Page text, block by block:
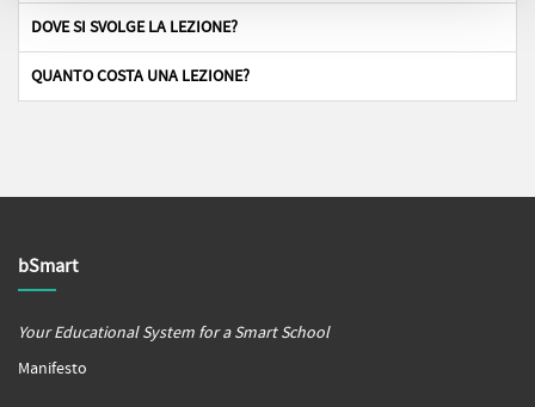
DOVE SI SVOLGE LA LEZIONE?
QUANTO COSTA UNA LEZIONE?
bSmart
Your Educational System for a Smart School
Manifesto